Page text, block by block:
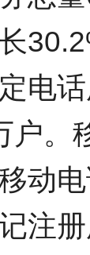
电
户。
动
注